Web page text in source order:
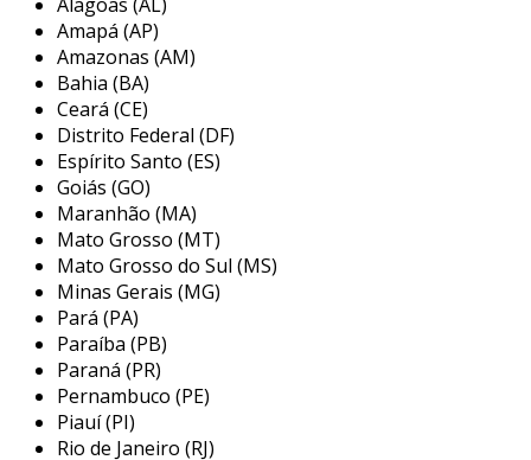
garantir a vedação adequada e evitar
vazamentos durante o uso. o funcionamento
do acoplamento steck se dá por meio de um
mecanismo que utiliza um sistema de clipes ou
retenções, garantindo que as partes
conectadas permaneçam unidas de forma
segura, mesmo sob alta pressão. isso o torna
ideal para ambientes que exigem condições
extremas, como indústria de construção e
automotiva.
principais aplicações do
acoplamento steck
o acoplamento steck é versátil e pode ser
utilizado em diversas situações e indústrias. sua
facilidade de uso e segurança fazem dele uma
Amapá (AP)
Amazonas (AM)
Bahia (BA)
Ceará (CE)
Distrito Federal (DF)
Espírito Santo (ES)
Goiás (GO)
Maranhão (MA)
Mato Grosso (MT)
Mato Grosso do Sul (MS)
Minas Gerais (MG)
Pará (PA)
Paraíba (PB)
Paraná (PR)
Pernambuco (PE)
Piauí (PI)
Rio de Janeiro (RJ)